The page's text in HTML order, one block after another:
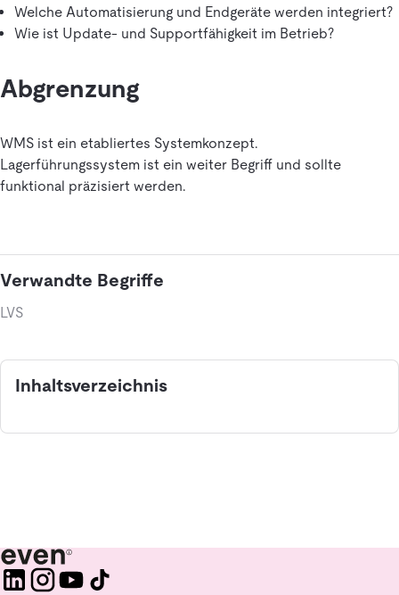
Welche Automatisierung und Endgeräte werden integriert?
Wie ist Update- und Supportfähigkeit im Betrieb?
Abgrenzung
WMS ist ein etabliertes Systemkonzept.
Lagerführungssystem ist ein weiter Begriff und sollte
funktional präzisiert werden.
Verwandte Begriffe
LVS
Inhaltsverzeichnis